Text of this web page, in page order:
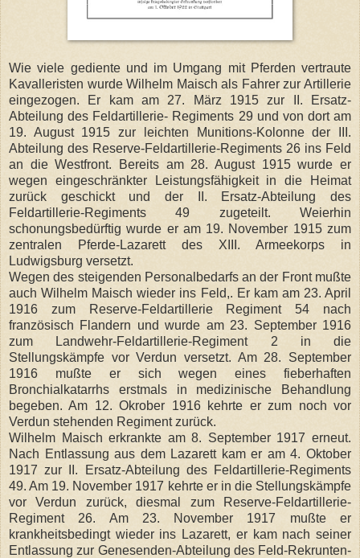
Wie viele gediente und im Umgang mit Pferden vertraute
Kavalleristen wurde Wilhelm Maisch als Fahrer zur Artillerie
eingezogen. Er kam am 27. März 1915 zur II. Ersatz-
Abteilung des Feldartillerie- Regiments 29 und von dort am
19. August 1915 zur leichten Munitions-Kolonne der III.
Abteilung des Reserve-Feldartillerie-Regiments 26 ins Feld
an die Westfront. Bereits am 28. August 1915 wurde er
wegen eingeschränkter Leistungsfähigkeit in die Heimat
zurück geschickt und der II. Ersatz-Abteilung des
Feldartillerie-Regiments 49 zugeteilt. Weierhin
schonungsbedürftig wurde er am 19. November 1915 zum
zentralen Pferde-Lazarett des XIII. Armeekorps in
Ludwigsburg versetzt.
Wegen des steigenden Personalbedarfs an der Front mußte
auch Wilhelm Maisch wieder ins Feld,. Er kam am 23. April
1916 zum Reserve-Feldartillerie Regiment 54 nach
französisch Flandern und wurde am 23. September 1916
zum Landwehr-Feldartillerie-Regiment 2 in die
Stellungskämpfe vor Verdun versetzt. Am 28. September
1916 mußte er sich wegen eines fieberhaften
Bronchialkatarrhs erstmals in medizinische Behandlung
begeben. Am 12. Okrober 1916 kehrte er zum noch vor
Verdun stehenden Regiment zurück.
Wilhelm Maisch erkrankte am 8. September 1917 erneut.
Nach Entlassung aus dem Lazarett kam er am 4. Oktober
1917 zur II. Ersatz-Abteilung des Feldartillerie-Regiments
49. Am 19. November 1917 kehrte er in die Stellungskämpfe
vor Verdun zurück, diesmal zum Reserve-Feldartillerie-
Regiment 26. Am 23. November 1917 mußte er
krankheitsbedingt wieder ins Lazarett, er kam nach seiner
Entlassung zur Genesenden-Abteilung des Feld-Rekrunten-